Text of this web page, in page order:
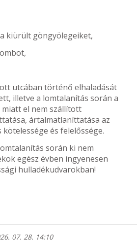
kiürült göngyölegeiket,
utcában történő elhaladását
illetve a lomtalanítás során a
el nem szállított
ártalmatlaníttatása az
és felelőssége.
során ki nem
egész évben ingyenesen
hulladékudvarokban!
07. 28. 14:10